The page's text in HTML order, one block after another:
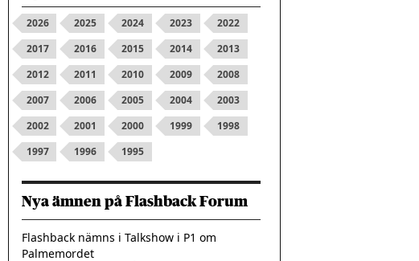
2026 2025 2024 2023
2022
2017
2016 2015 2014
2013
2012
2011 2010 2009
2008
2007
2006 2005 2004
2003
2002
2001 2000 1999
1998
1997
1996 1995
Nya ämnen på Flashback Forum
Flashback nämns i Talkshow i P1 om
Palmemordet